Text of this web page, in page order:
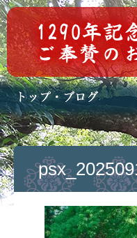
トップページ
ブログ(日々八百万)
お知らせ一覧